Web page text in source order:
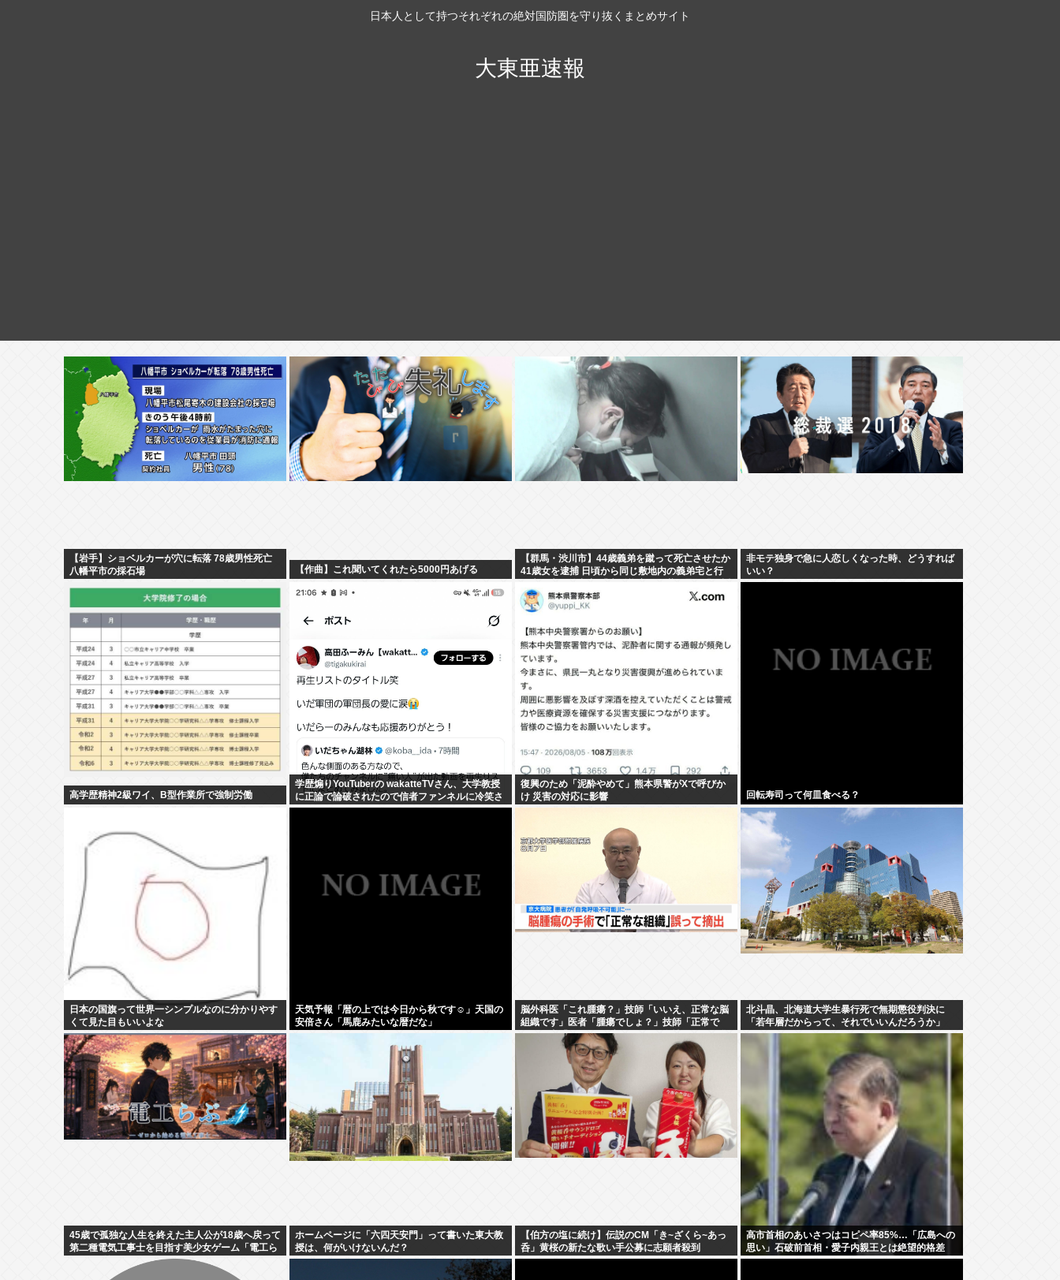
日本人として持つそれぞれの絶対国防圏を守り抜くまとめサイト
大東亜速報
【岩手】ショベルカーが穴に転落 78歳男性死亡
八幡平市の採石場
【作曲】これ聞いてくれたら5000円あげる
【群馬・渋川市】44歳義弟を蹴って死亡させたか
41歳女を逮捕 日頃から同じ敷地内の義弟宅と行
したか
非モテ独身で急に人恋しくなった時、どうすれば
いい？
高学歴精神2級ワイ、B型作業所で強制労働
学歴煽りYouTuberの wakatteTVさん、大学教授
に正論で論破されたので信者ファンネルに冷笑さ
せるしかなす術がなくなる
復興のため「泥酔やめて」熊本県警がXで呼びか
け 災害の対応に影響
回転寿司って何皿食べる？
日本の国旗って世界一シンプルなのに分かりやす
くて見た目もいいよな
天気予報「暦の上では今日から秋です☺」天国の
安倍さん「馬鹿みたいな暦だな」
脳外科医「これ腫瘍？」技師「いいえ、正常な脳
組織です」医者「腫瘍でしょ？」技師「正常で
す」医者「ふーん（ブチィ！」→女性がゲェジ化
北斗晶、北海道大学生暴行死で無期懲役判決に
「若年層だからって、それでいいんだろうか」
45歳で孤独な人生を終えた主人公が18歳へ戻って
第二種電気工事士を目指す美少女ゲーム「電工ら
ホームページに「六四天安門」って書いた東大教
授は、何がいけないんだ？
【伯方の塩に続け】伝説のCM「き~ざくら~あっ
呑」黄桜の新たな歌い手公募に志願者殺到
高市首相のあいさつはコピペ率85%…「広島への
思い」石破前首相・愛子内親王とは絶望的格差